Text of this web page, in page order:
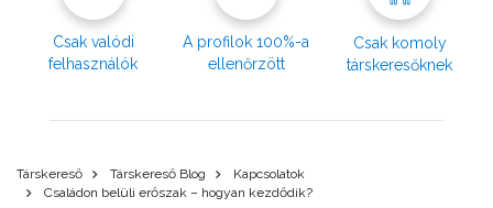
Csak valódi
felhasználók
A profilok 100%-a
ellenőrzött
Csak komoly
társkeresőknek
Társkereső Társkereső Blog
Kapcsolatok
Családon belüli erőszak – hogyan kezdődik?